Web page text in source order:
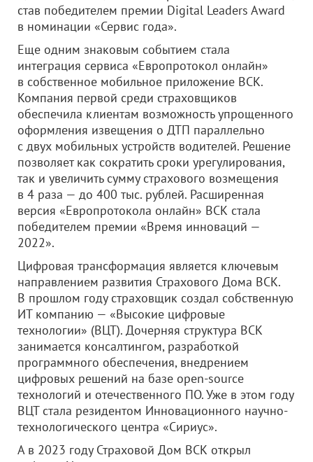
став победителем премии Digital Leaders Award
в номинации «Сервис года».
Еще одним знаковым событием стала
интеграция сервиса «Европротокол онлайн»
в собственное мобильное приложение ВСК.
Компания первой среди страховщиков
обеспечила клиентам возможность упрощенного
оформления извещения о ДТП параллельно
с двух мобильных устройств водителей. Решение
позволяет как сократить сроки урегулирования,
так и увеличить сумму страхового возмещения
в 4 раза — до 400 тыс. рублей. Расширенная
версия «Европротокола онлайн» ВСК стала
победителем премии «Время инноваций —
2022».
Цифровая трансформация является ключевым
направлением развития Страхового Дома ВСК.
В прошлом году страховщик создал собственную
ИТ компанию — «Высокие цифровые
технологии» (ВЦТ). Дочерняя структура ВСК
занимается консалтингом, разработкой
программного обеспечения, внедрением
цифровых решений на базе open-source
технологий и отечественного ПО. Уже в этом году
ВЦТ стала резидентом Инновационного научно-
технологического центра «Сириус».
А в 2023 году Страховой Дом ВСК открыл